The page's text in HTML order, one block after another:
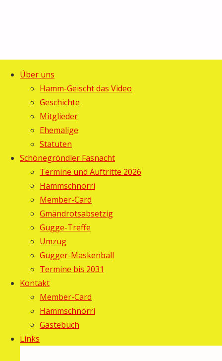
Über uns
Hamm-Geischt das Video
Geschichte
Mitglieder
Ehemalige
Statuten
Schönegröndler Fasnacht
Termine und Auftritte 2026
Hammschnörri
Member-Card
Gmändrotsabsetzig
Gugge-Treffe
Umzug
Gugger-Maskenball
Termine bis 2031
Kontakt
Member-Card
Hammschnörri
Gästebuch
Links
Start
Allgemein
Hasler und
Lenggenwiler
Fasnacht
Hasler
und
Lenggenwiler
Fasnacht
Haribo
Februar
20197.
Allgemein/
Fasnacht
2019/
Termine
Lömpe, Schönengrund